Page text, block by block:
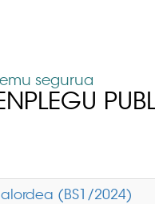
segurua
(BS1/2024)